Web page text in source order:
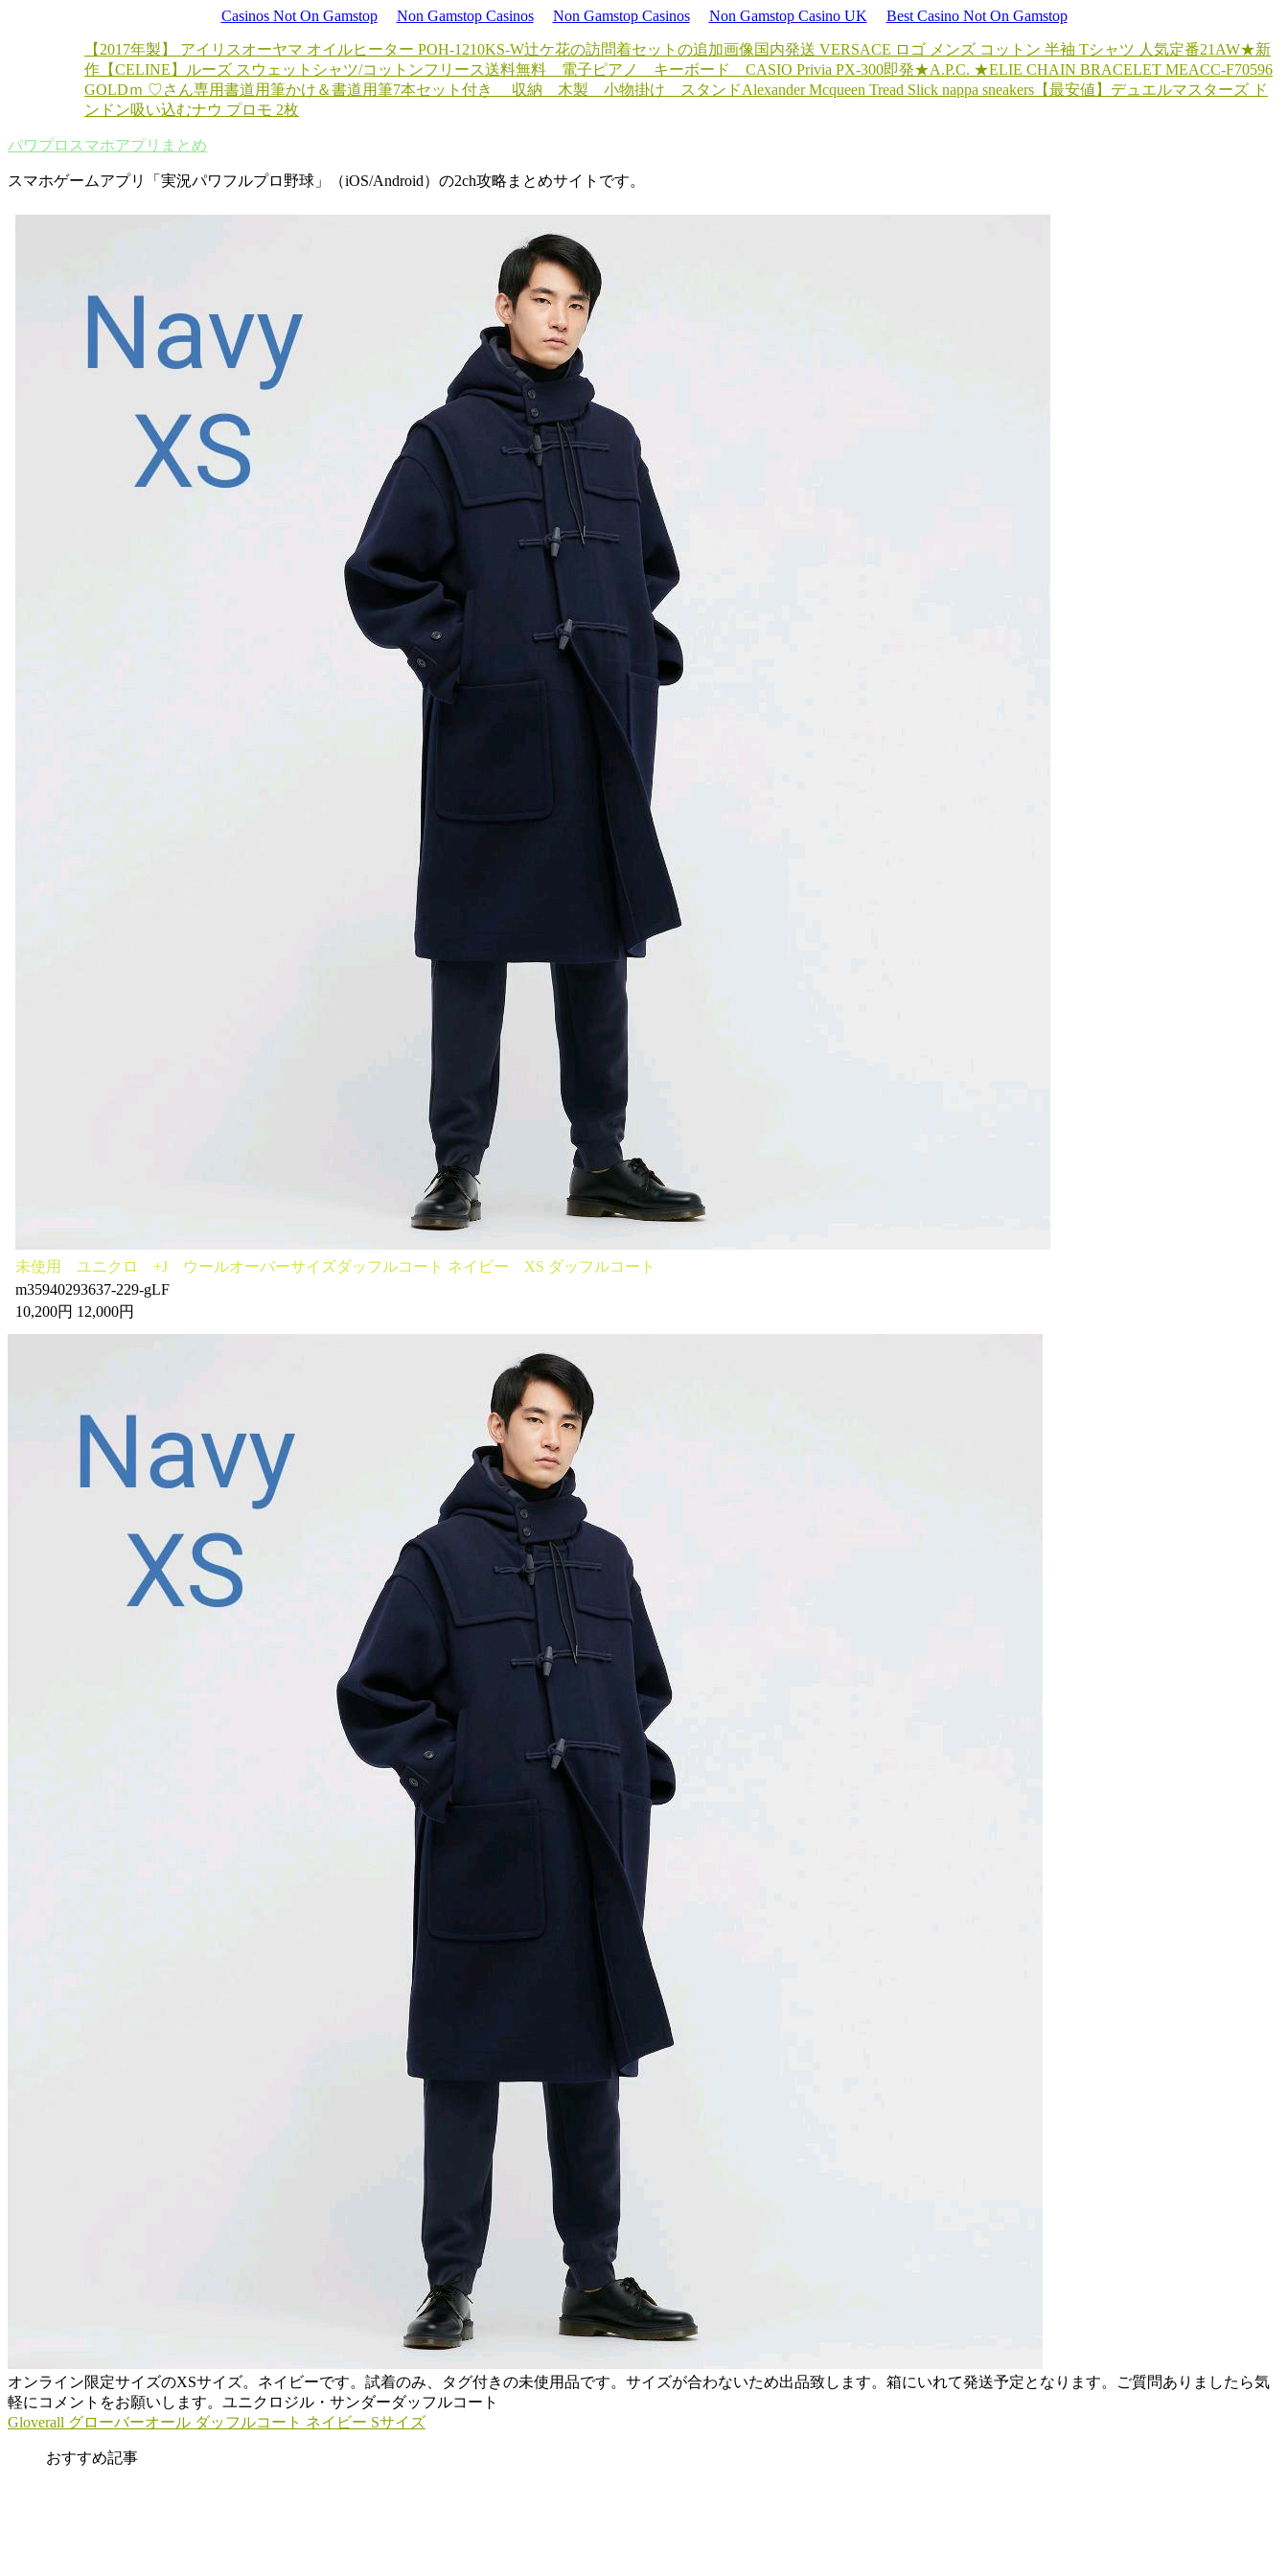
Casinos Not On Gamstop Non Gamstop Casinos Non Gamstop Casinos Non Gamstop Casino UK Best Casino Not On Gamstop
【2017年製】 アイリスオーヤマ オイルヒーター POH-1210KS-W辻ケ花の訪問着セットの追加画像国内発送 VERSACE ロゴ メンズ コットン 半袖 Tシャツ 人気定番21AW★新
作【CELINE】ルーズ スウェットシャツ/コットンフリース送料無料 電子ピアノ キーボード CASIO Privia PX-300即発★A.P.C. ★ELIE CHAIN BRACELET MEACC-F70596
GOLDｍ ♡さん専用書道用筆かけ＆書道用筆7本セット付き 収納 木製 小物掛け スタンドAlexander Mcqueen Tread Slick nappa sneakers 【最安値】デュエルマスターズ ド
ンドン吸い込むナウ プロモ 2枚
パワプロスマホアプリまとめ
スマホゲームアプリ「実況パワフルプロ野球」（iOS/Android）の2ch攻略まとめサイトです。
未使用 ユニクロ +J ウールオーバーサイズダッフルコート ネイビー XS ダッフルコート
m35940293637-229-gLF
10,200円 12,000円
オンライン限定サイズのXSサイズ。ネイビーです。試着のみ、タグ付きの未使用品です。サイズが合わないため出品致します。箱にいれて発送予定となります。ご質問ありましたら気
軽にコメントをお願いします。ユニクロジル・サンダーダッフルコート
Gloverall グローバーオール ダッフルコート ネイビー Sサイズ
おすすめ記事